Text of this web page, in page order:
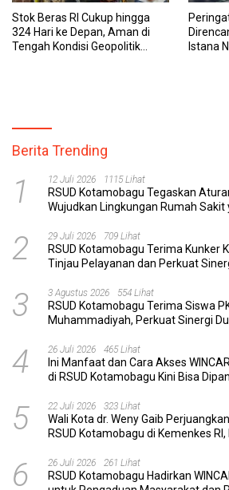
Stok Beras RI Cukup hingga
324 Hari ke Depan, Aman di
Tengah Kondisi Geopolitik
Istana
Berita Trending
1 12 Juli 2026 1115 Lihat
RSUD Kotamobagu Tegaskan
Wujudkan Lingkungan Rumah Sakit
2 29 Juli 2026 709 Lihat
RSUD Kotamobagu Terima Kunker
Tinjau Pelayanan dan Perkuat
3 3 Agustus 2026 554 Lihat
RSUD Kotamobagu Terima Siswa
Muhammadiyah, Perkuat Sinergi
4 26 Juli 2026 465 Lihat
Ini Manfaat dan Cara Akses
di RSUD Kotamobagu Kini Bisa
5 22 Juli 2026 323 Lihat
Wali Kota dr. Weny Gaib
RSUD Kotamobagu di Kemenkes
6 26 Juli 2026 261 Lihat
RSUD Kotamobagu Hadirkan